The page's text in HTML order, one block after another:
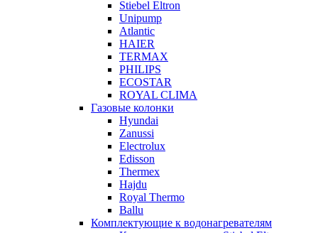
Stiebel Eltron
Unipump
Atlantic
HAIER
TERMAX
PHILIPS
ECOSTAR
ROYAL CLIMA
Газовые колонки
Hyundai
Zanussi
Electrolux
Edisson
Thermex
Hajdu
Royal Thermo
Ballu
Комплектующие к водонагревателям